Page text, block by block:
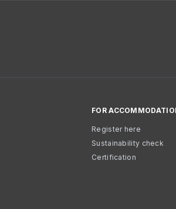
FOR
Register here
Sustainability check
Certification